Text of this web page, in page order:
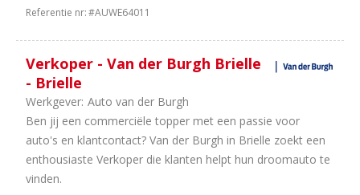
garages
Bouwmachines
Vakorganisaties
Opleiding
Fabrikanten
Onderdelen
Equipment
Carrosseriebouw
Referentie nr:#AUWE64011
Verkoper - Van der Burgh Brielle
- Brielle
Werkgever: Auto van der Burgh
Ben jij een commerciële topper met een passie voor
auto's en klantcontact? Van der Burgh in Brielle zoekt een
enthousiaste Verkoper die klanten helpt hun droomauto te
vinden.